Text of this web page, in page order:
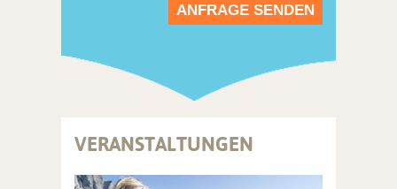
ANFRAGE SENDEN
VERANSTALTUNGEN